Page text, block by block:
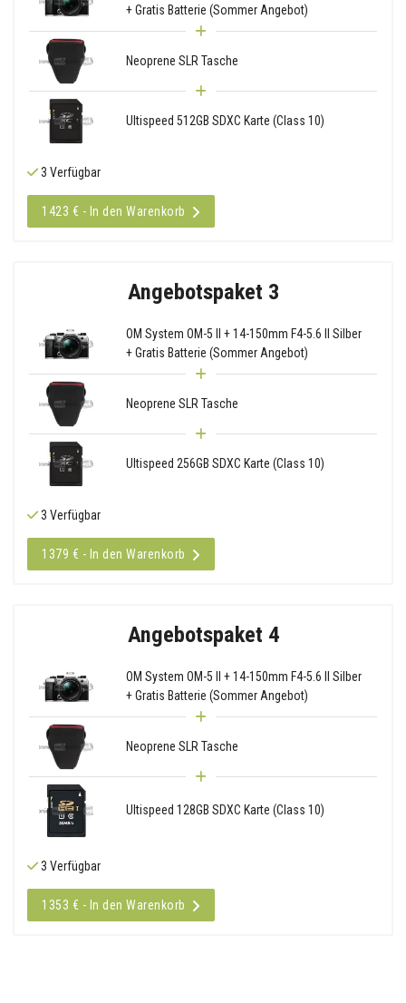
+ Gratis Batterie (Sommer Angebot)
Neoprene SLR Tasche
Ultispeed 512GB SDXC Karte (Class 10)
3 Verfügbar
1423 € - In den Warenkorb
Angebotspaket 3
OM System OM-5 II + 14-150mm F4-5.6 II Silber
+ Gratis Batterie (Sommer Angebot)
Neoprene SLR Tasche
Ultispeed 256GB SDXC Karte (Class 10)
3 Verfügbar
1379 € - In den Warenkorb
Angebotspaket 4
OM System OM-5 II + 14-150mm F4-5.6 II Silber
+ Gratis Batterie (Sommer Angebot)
Neoprene SLR Tasche
Ultispeed 128GB SDXC Karte (Class 10)
3 Verfügbar
1353 € - In den Warenkorb